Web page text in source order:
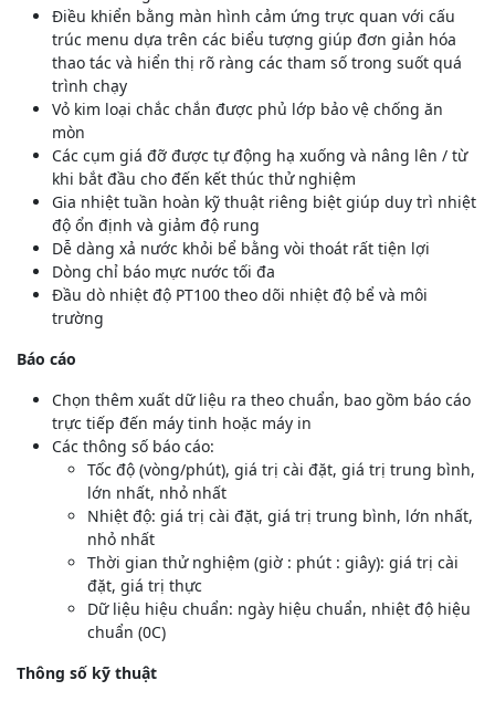
Điều khiển bằng màn hình cảm ứng trực quan với cấu
trúc menu dựa trên các biểu tượng giúp đơn giản hóa
thao tác và hiển thị rõ ràng các tham số trong suốt quá
trình chạy
Vỏ kim loại chắc chắn được phủ lớp bảo vệ chống ăn
mòn
Các cụm giá đỡ được tự động hạ xuống và nâng lên / từ
khi bắt đầu cho đến kết thúc thử nghiệm
Gia nhiệt tuần hoàn kỹ thuật riêng biệt giúp duy trì nhiệt
độ ổn định và giảm độ rung
Dễ dàng xả nước khỏi bể bằng vòi thoát rất tiện lợi
Dòng chỉ báo mực nước tối đa
Đầu dò nhiệt độ PT100 theo dõi nhiệt độ bể và môi
trường
Báo cáo
Chọn thêm xuất dữ liệu ra theo chuẩn, bao gồm báo cáo
trực tiếp đến máy tinh hoặc máy in
Các thông số báo cáo:
Tốc độ (vòng/phút), giá trị cài đặt, giá trị trung bình,
lớn nhất, nhỏ nhất
Nhiệt độ: giá trị cài đặt, giá trị trung bình, lớn nhất,
nhỏ nhất
Thời gian thử nghiệm (giờ : phút : giây): giá trị cài
đặt, giá trị thực
Dữ liệu hiệu chuẩn: ngày hiệu chuẩn, nhiệt độ hiệu
chuẩn (0C)
Thông số kỹ thuật